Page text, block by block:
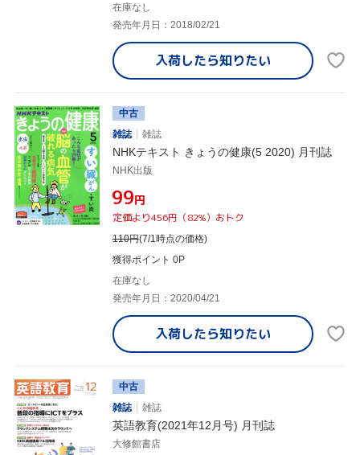
在庫なし
発売年月日：2018/02/21
入荷したら知りたい
中古
雑誌
雑誌
NHKテキスト きょうの健康(5 2020) 月刊誌
NHK出版
¥99円
定価より456円（82%）おトク
110円(7/1時点の価格)
獲得ポイント 0P
在庫なし
発売年月日：2020/04/21
入荷したら知りたい
中古
雑誌
雑誌
英語教育(2021年12月号) 月刊誌
大修館書店